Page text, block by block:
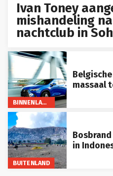
Ivan Toney
mishandeling
nachtclub in
BINNENLAND
massaal
BUITENLAND
in